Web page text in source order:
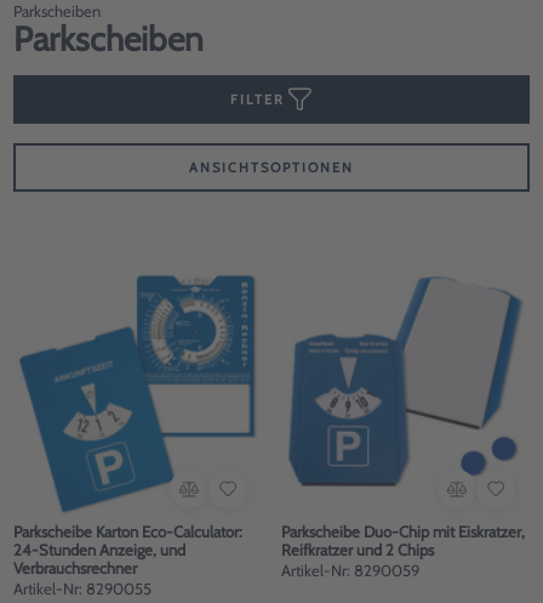
Parkscheiben
Parkscheiben
FILTER
ANSICHTSOPTIONEN
Parkscheibe Karton Eco-Calculator:
24-Stunden Anzeige, und
Verbrauchsrechner
Artikel-Nr: 8290055
Parkscheibe Duo-Chip mit Eiskratzer,
Reifkratzer und 2 Chips
Artikel-Nr: 8290059